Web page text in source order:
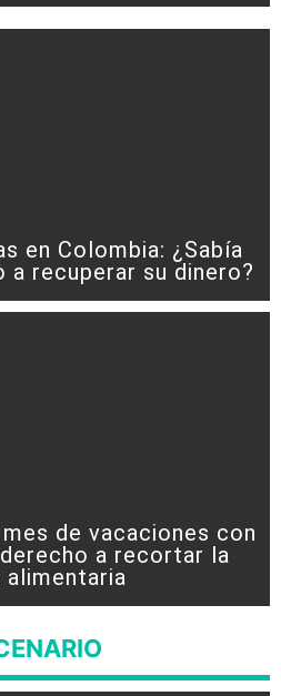
en Colombia: ¿Sabía
a recuperar su dinero?
de vacaciones con
a recortar la
alimentaria